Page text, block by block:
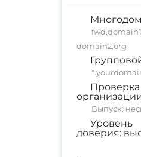
domain2.org
Проверка
Выпуск:
Уровень
доверия: